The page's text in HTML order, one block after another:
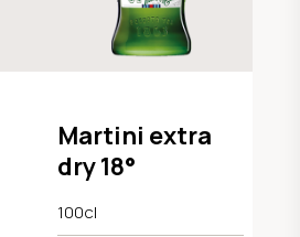
Martini extra
dry 18°
100cl